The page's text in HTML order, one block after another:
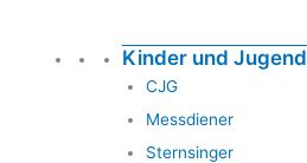
Kinder und Jugend
CJG
Messdiener
Sternsinger